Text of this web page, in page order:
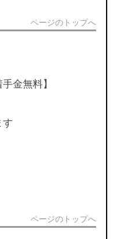
ページのトップへ
金無料】
す
ページのトップへ